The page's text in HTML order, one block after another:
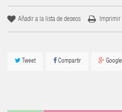
Añadir a la lista de deseos Imprimir
Tweet Compartir